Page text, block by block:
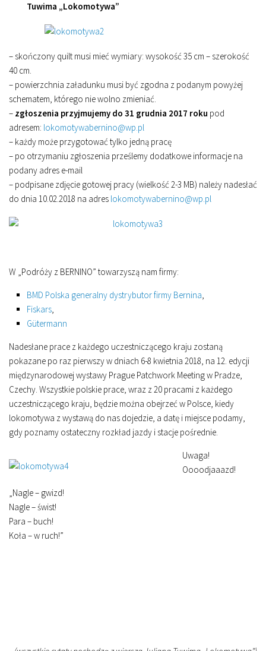
Tuwima „Lokomotywa”
– skończony quilt musi mieć wymiary: wysokość 35 cm – szerokość
40 cm.
– powierzchnia załadunku musi być zgodna z podanym powyżej
schematem, którego nie wolno zmieniać.
– zgłoszenia przyjmujemy do 31 grudnia 2017 roku pod
adresem: lokomotywabernino@wp.pl
– każdy może przygotować tylko jedną pracę
– po otrzymaniu zgłoszenia prześlemy dodatkowe informacje na
podany adres e-mail
– podpisane zdjęcie gotowej pracy (wielkość 2-3 MB) należy nadesłać
do dnia 10.02.2018 na adres lokomotywabernino@wp.pl
W „Podróży z BERNINO” towarzyszą nam firmy:
BMD Polska generalny dystrybutor firmy Bernina,
Fiskars,
Gütermann
Nadesłane prace z każdego uczestniczącego kraju zostaną
pokazane po raz pierwszy w dniach 6-8 kwietnia 2018, na 12. edycji
międzynarodowej wystawy Prague Patchwork Meeting w Pradze,
Czechy. Wszystkie polskie prace, wraz z 20 pracami z każdego
uczestniczącego kraju, będzie można obejrzeć w Polsce, kiedy
lokomotywa z wystawą do nas dojedzie, a datę i miejsce podamy,
gdy poznamy ostateczny rozkład jazdy i stacje pośrednie.
Uwaga!
Oooodjaaazd!
„Nagle – gwizd!
Nagle – świst!
Para – buch!
Koła – w ruch!”